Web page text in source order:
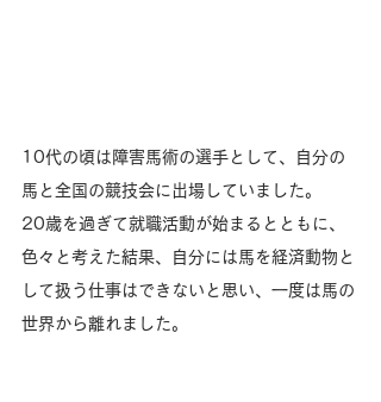
10代の頃は障害馬術の選手として、自分の
馬と全国の競技会に出場していました。
20歳を過ぎて就職活動が始まるとともに、
色々と考えた結果、自分には馬を経済動物と
して扱う仕事はできないと思い、一度は馬の
世界から離れました。